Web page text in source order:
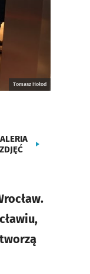
Tomasz Hołod
ZDJĘĆ